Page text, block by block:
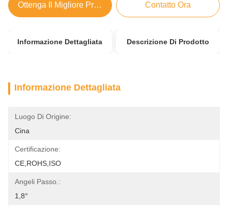
Ottenga Il Migliore Prezzo Contatto Ora
Informazione Dettagliata Descrizione Di Prodotto
Informazione Dettagliata
Luogo Di Origine:
Cina
Certificazione:
CE,ROHS,ISO
Angeli Passo.:
1,8°